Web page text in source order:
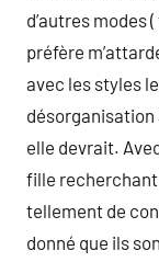
d’autres modes
préfère
avec les styles
désorganisation
elle devrait.
fille recherchant
tellement de
donné que ils